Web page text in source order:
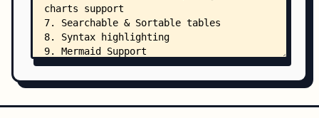
    │   ├── netlify.toml
    │   ├── package.json
    │   ├── .env.example
    │   ├── config/
    │   │   └── _default/
    │   │       ├── hugo.toml
    │   │       ├── markup.toml